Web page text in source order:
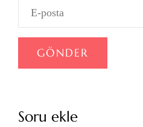
Soru ekle